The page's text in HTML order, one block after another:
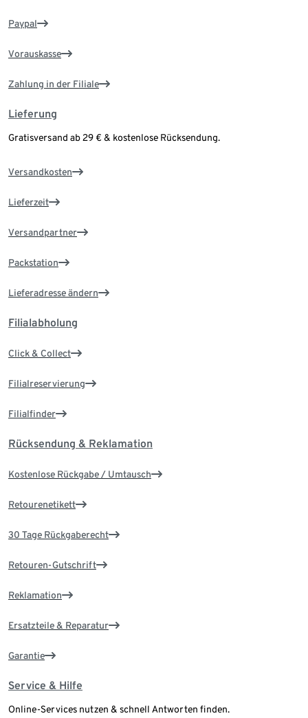
Paypal
Vorauskasse
Zahlung in der Filiale
Lieferung
Gratisversand ab 29 € & kostenlose Rücksendung.
Versandkosten
Lieferzeit
Versandpartner
Packstation
Lieferadresse ändern
Filialabholung
Click & Collect
Filialreservierung
Filialfinder
Rücksendung & Reklamation
Kostenlose Rückgabe / Umtausch
Retourenetikett
30 Tage Rückgaberecht
Retouren-Gutschrift
Reklamation
Ersatzteile & Reparatur
Garantie
Service & Hilfe
Online-Services nutzen & schnell Antworten finden.